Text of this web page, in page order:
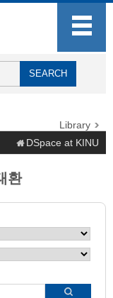
Library
DSpace at KINU
환